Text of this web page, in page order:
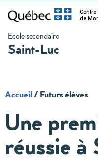
Centre
de
École secondaire
Saint-Luc
Accueil/Futurs élèves
Une
réussie à